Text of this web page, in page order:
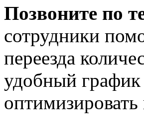
Позвоните по
сотрудники
переезда
удобный график